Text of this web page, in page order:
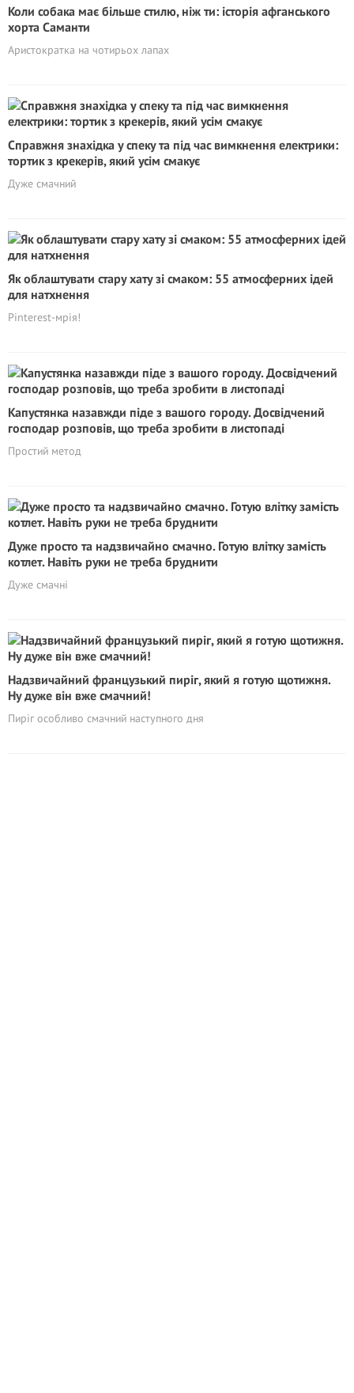
Коли собака має більше стилю, ніж ти: історія афганського
хорта Саманти
Аристократка на чотирьох лапах
Справжня знахідка у спеку та під час вимкнення електрики:
тортик з крекерів, який усім смакує
Дуже смачний
Як облаштувати стару хату зі смаком: 55 атмосферних ідей
для натхнення
Pinterest-мрія!
Капустянка назавжди піде з вашого городу. Досвідчений
господар розповів, що треба зробити в листопаді
Простий метод
Дуже просто та надзвичайно смачно. Готую влітку замість
котлет. Навіть руки не треба бруднити
Дуже смачні
Надзвичайний французький пиріг, який я готую щотижня.
Ну дуже він вже смачний!
Пиріг особливо смачний наступного дня